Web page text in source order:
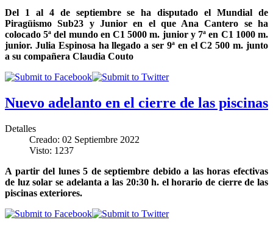
Del 1 al 4 de septiembre se ha disputado el Mundial de
Piragüismo Sub23 y Junior en el que Ana Cantero se ha
colocado 5ª del mundo en C1 5000 m. junior y 7ª en C1 1000 m.
junior. Julia Espinosa ha llegado a ser 9ª en el C2 500 m. junto
a su compañera Claudia Couto
Nuevo adelanto en el cierre de las piscinas
Detalles
Creado: 02 Septiembre 2022
Visto: 1237
A partir del lunes 5 de septiembre debido a las horas efectivas
de luz solar se adelanta a las 20:30 h. el horario de cierre de las
piscinas exteriores.